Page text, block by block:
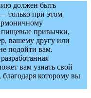
должен быть
только при этом
привычки,
вашему другу или
подойти вам.
вам узнать свой
которому вы